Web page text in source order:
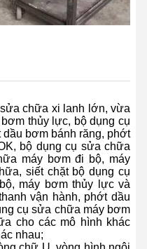
chữa xi lanh lớn, vừa
thủy lực, bộ dụng cụ
bơm bánh răng, phớt
bộ dụng cụ sửa chữa
máy bơm đi bộ, máy
siết chặt bộ dụng cụ
máy bơm thủy lực và
vận hành, phớt dầu
cụ sửa chữa máy bơm
cho các mô hình khác
nhau;